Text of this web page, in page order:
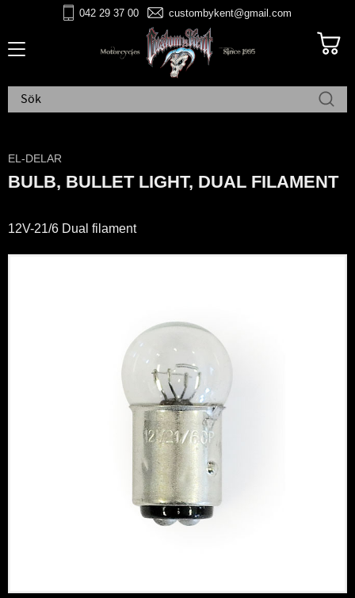
042 29 37 00 custombykent@gmail.com
EL-DELAR
BULB, BULLET LIGHT, DUAL FILAMENT
12V-21/6 Dual filament